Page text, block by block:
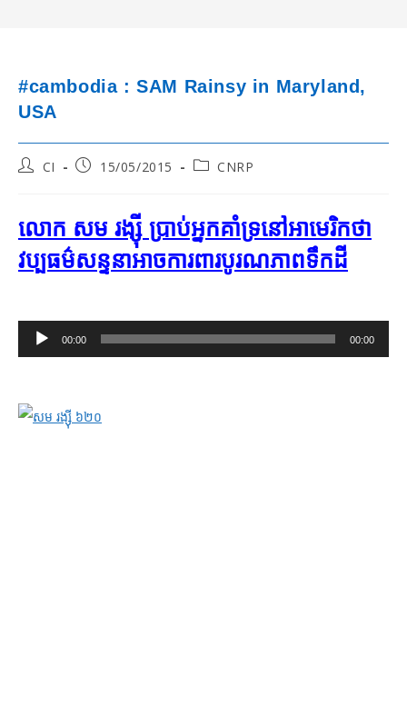
#cambodia : SAM Rainsy in Maryland,
USA
PostCI
Post15/05/2015
PostCNRP
លោក សម រង្ស៊ី ប្រាប់​អ្នក​គាំទ្រ​នៅ​អាមេរិក​ថា​
វប្បធម៌​សន្ទនា​អាច​ការពារ​បូរណភាព​ទឹក​ដី
Audio
Player
00:00 00:00